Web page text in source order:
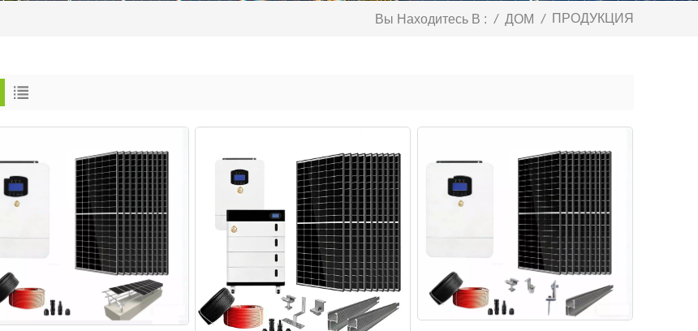
Вы Находитесь В : / ДОМ / ПРОДУКЦИЯ